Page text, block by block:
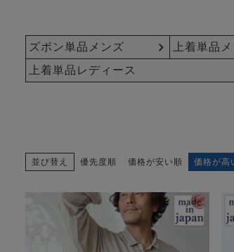
ズボン単品メンズ 上着単品
上着単品レディース
並び替え 優先度順 価格が安い順 価格が高